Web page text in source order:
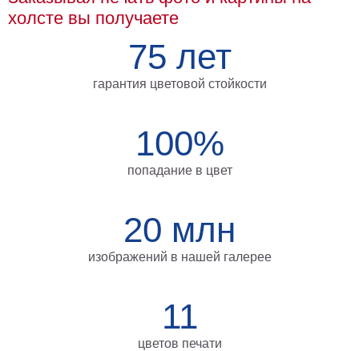
на
холсте вы получаете
75 лет
гарантия цветовой стойкости
100%
попадание в цвет
20 млн
изображений в нашей галерее
11
цветов печати